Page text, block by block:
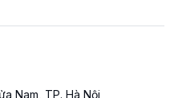
Nam, TP. Hà Nội